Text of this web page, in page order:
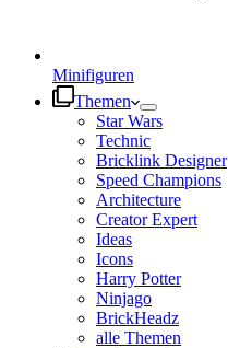
Minifiguren
Themen
Star Wars
Technic
Bricklink Designer
Speed Champions
Architecture
Creator Expert
Ideas
Icons
Harry Potter
Ninjago
BrickHeadz
alle Themen